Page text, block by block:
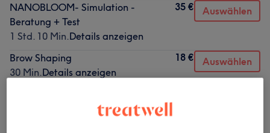
NANOBLOOM- Simulation -
Beratung + Test
1 Std. 10 Min.Details anzeigen
35 € Auswählen
Brow Shaping
30 Min.Details anzeigen
18 € Auswählen
Nicht gefunden wonach du gesucht hast?